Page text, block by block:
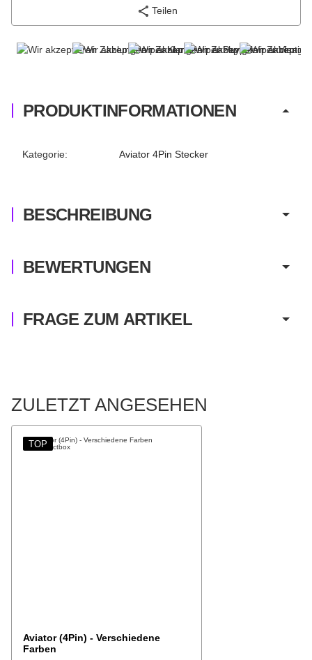
Teilen
PRODUKTINFORMATIONEN
Produkteigenschaft
Wert
Kategorie: Aviator 4Pin Stecker
BESCHREIBUNG
BEWERTUNGEN
FRAGE ZUM ARTIKEL
ZULETZT ANGESEHEN
TOP
Aviator (4Pin) - Verschiedene
Farben